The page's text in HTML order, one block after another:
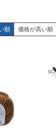
順 価格が高い順